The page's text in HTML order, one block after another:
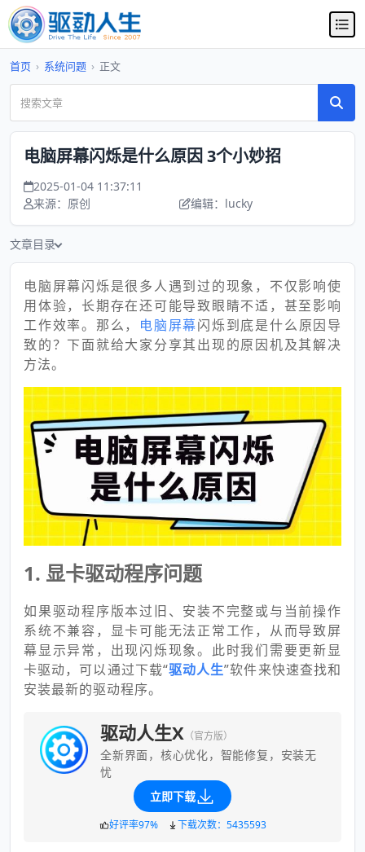
首页 › 系统问题 › 正文
电脑屏幕闪烁是什么原因 3个小妙招
2025-01-04 11:37:11
来源：原创
编辑：lucky
文章目录
电脑屏幕闪烁是很多人遇到过的现象，不仅影响使
用体验，长期存在还可能导致眼睛不适，甚至影响
工作效率。那么， 电脑屏幕闪烁到底是什么原因导
致的？下面就给大家分享其出现的原因机及其解决
方法。
1. 显卡驱动程序问题
如果驱动程序版本过旧、安装不完整或与当前操作
系统不兼容，显卡可能无法正常工作，从而导致屏
幕显示异常，出现闪烁现象。此时我们需要更新显
卡驱动，可以通过下载“驱动人生”软件来快速查找和
安装最新的驱动程序。
驱动人生X （官方版）
全新界面，核心优化，智能修复，安装无
忧
立即下载
好评率97% 下载次数：5435593